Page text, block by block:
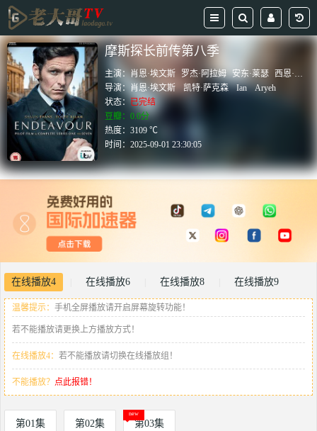
摩斯探长前传第八季
主演： 肖恩·埃文斯 罗杰·阿拉姆 安东·莱瑟
西恩·里格比
导演： 肖恩·埃文斯 凯特·萨克森 Ian
Aryeh
状态：已完结
豆瓣：0.0分
热度：3109 ℃
时间：2025-09-01 23:30:05
在线播放4 在线播放6 在线播放8 在线播放9
温馨提示： 手机全屏播放请开启屏幕旋转功能！
若不能播放请更换上方播放方式！
在线播放4： 若不能播放请切换在线播放组！
不能播放？ 点此报错！
第01集 第02集 第03集